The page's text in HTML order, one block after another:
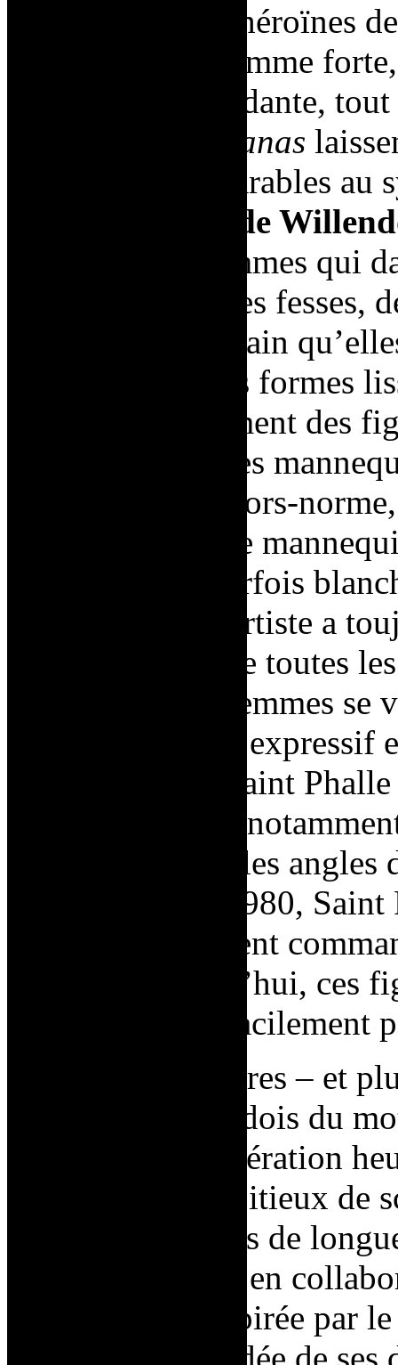
Admiratrice des héroïnes
elle valorise la femme
capable, indépendante,
Nanas
féminine. Comparables
Vénus de
sculptures de femmes qui
cuisses, de grosses
Les maillots de bain
L’exubérance des formes
démarquer fièrement des
plutôt sérieuse des
représentations hors-
avec son passé de
est parfois
démontre que l’artiste a
de solidarité entre toutes
célébration des femmes
langage corporel
corps pulpeux. Saint
[…] est féminin,
courbe et bannit les
années 1970 et 1980,
souvent
Europe. Aujourd’hui, ces
sont reconnues facilement
L’une des premières – et
(l’équivalent suédois du
exemple de la libération
est un projet ambitieux de
environ 25 mètres de
Saint Phalle crée en
Olof Ultved. Inspirée par
(Barcelone) et aidée de